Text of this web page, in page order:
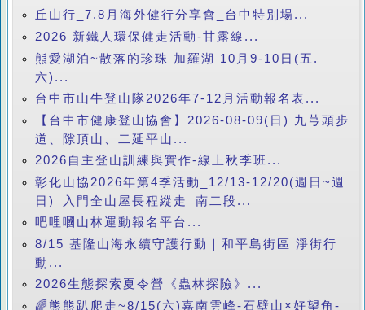
丘山行_7.8月海外健行分享會_台中特別場...
2026 新鐵人環保健走活動-甘露線...
熊愛湖泊~散落的珍珠 加羅湖 10月9-10日(五.
六)...
台中市山牛登山隊2026年7-12月活動報名表...
【台中市健康登山協會】2026-08-09(日) 九芎頭步
道、隙頂山、二延平山...
2026自主登山訓練與實作-線上秋季班...
彰化山協2026年第4季活動_12/13-12/20(週日~週
日)_入門全山屋長程縱走_南二段...
吧哩嘓山林運動報名平台...
8/15 基隆山海永續守護行動｜和平島街區 淨街行
動...
2026生態探索夏令營《蟲林探險》...
🌈熊熊趴爬走~8/15(六)嘉南雲峰-石壁山×好望角-